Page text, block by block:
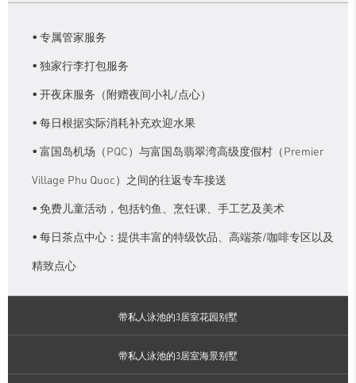
专属管家服务
独家行李打包服务
开夜床服务（附赠夜间小礼/点心）
每日根据实际消耗补充欢迎水果
富国岛机场（PQC）与富国岛翡翠湾高级度假村（Premier
Village Phu Quoc）之间的往返专车接送
免费儿童活动，包括钓鱼、烹饪课、手工艺及美术
每日茶点中心：提供丰富的特级饮品、高端茶/咖啡专区以及
精致点心
带私人泳池的3居室花园别墅
带私人泳池的3居室海景别墅